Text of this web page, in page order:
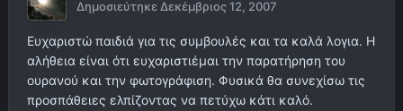
ΔημοσιεύτηκεΔεκέμβριος 12, 2007
Ευχαριστώ παιδιά για τις συμβουλές και τα καλά λογια. Η
αλήθεια είναι ότι ευχαριστιέμαι την παρατήρηση του
ουρανού και την φωτογράφιση. Φυσικά θα συνεχίσω τις
προσπάθειες ελπίζοντας να πετύχω κάτι καλό.